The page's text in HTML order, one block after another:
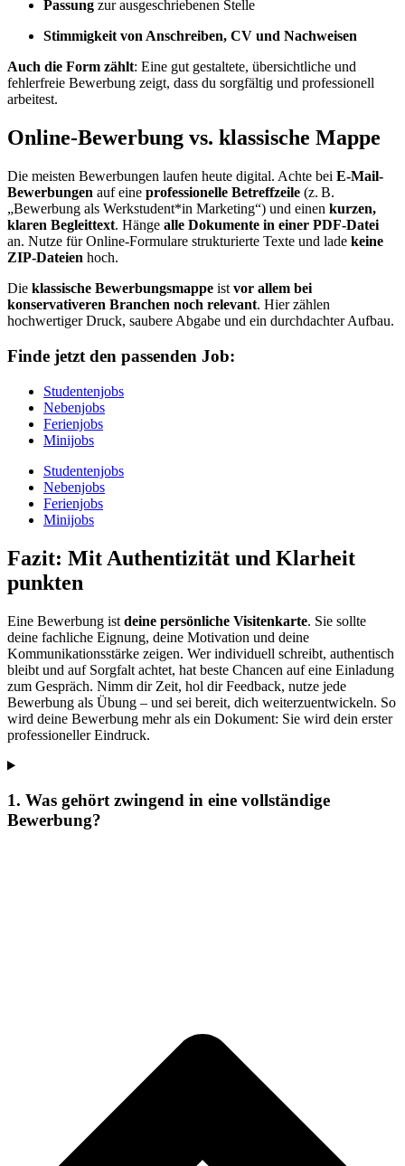
Passung zur ausgeschriebenen Stelle
Stimmigkeit von Anschreiben, CV und Nachweisen
Auch die Form zählt: Eine gut gestaltete, übersichtliche und
fehlerfreie Bewerbung zeigt, dass du sorgfältig und professionell
arbeitest.
Online-Bewerbung vs. klassische Mappe
Die meisten Bewerbungen laufen heute digital. Achte bei E-Mail-
Bewerbungen auf eine professionelle Betreffzeile (z. B.
„Bewerbung als Werkstudent*in Marketing“) und einen kurzen,
klaren Begleittext. Hänge alle Dokumente in einer PDF-Datei
an. Nutze für Online-Formulare strukturierte Texte und lade keine
ZIP-Dateien hoch.
Die klassische Bewerbungsmappe ist vor allem bei
konservativeren Branchen noch relevant. Hier zählen
hochwertiger Druck, saubere Abgabe und ein durchdachter Aufbau.
Finde jetzt den passenden Job:
Studentenjobs
Nebenjobs
Ferienjobs
Minijobs
Studentenjobs
Nebenjobs
Ferienjobs
Minijobs
Fazit: Mit Authentizität und Klarheit
punkten
Eine Bewerbung ist deine persönliche Visitenkarte. Sie sollte
deine fachliche Eignung, deine Motivation und deine
Kommunikationsstärke zeigen. Wer individuell schreibt, authentisch
bleibt und auf Sorgfalt achtet, hat beste Chancen auf eine Einladung
zum Gespräch. Nimm dir Zeit, hol dir Feedback, nutze jede
Bewerbung als Übung – und sei bereit, dich weiterzuentwickeln. So
wird deine Bewerbung mehr als ein Dokument: Sie wird dein erster
professioneller Eindruck.
1. Was gehört zwingend in eine vollständige
Bewerbung?